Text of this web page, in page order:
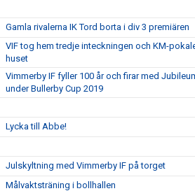
Gamla rivalerna IK Tord borta i div 3 premiären
VIF tog hem tredje inteckningen och KM-
huset
Vimmerby IF fyller 100 år och firar med
under Bullerby Cup 2019
Lycka till Abbe!
Julskyltning med Vimmerby IF på torget
Målvaktsträning i bollhallen